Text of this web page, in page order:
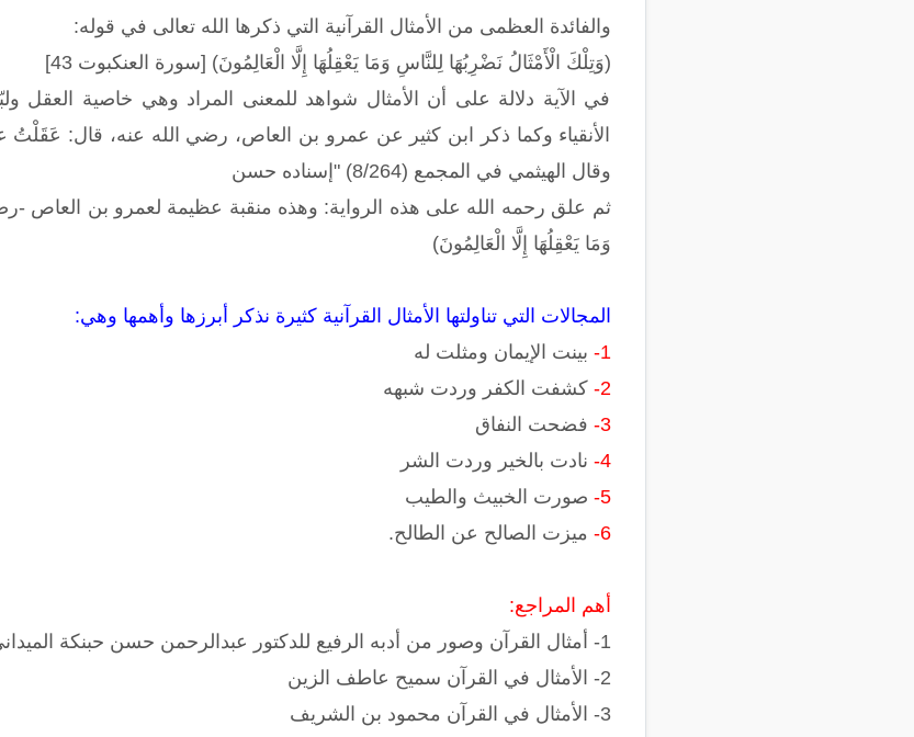
والفائدة العظمى من الأمثال القرآنية التي ذكرها الله تعالى في قوله:
(وَتِلْكَ الْأَمْثَالُ نَضْرِبُهَا لِلنَّاسِ وَمَا يَعْقِلُهَا إِلَّا الْعَالِمُونَ) [سورة العنكبوت 43]
في الآية دلالة على أن الأمثال شواهد للمعنى المراد وهي خاصية العقل
وقال الهيثمي في المجمع (8/264) "إسناده حسن
ثم علق رحمه الله على هذه الرواية: وهذه منقبة عظيمة لعمرو بن العاص -
وَمَا يَعْقِلُهَا إِلَّا الْعَالِمُونَ)
المجالات التي تناولتها الأمثال القرآنية كثيرة نذكر أبرزها وأهمها وهي:
1- بينت الإيمان ومثلت له
2- كشفت الكفر وردت شبهه
3- فضحت النفاق
4- نادت بالخير وردت الشر
5- صورت الخبيث والطيب
6- ميزت الصالح عن الطالح.
أهم المراجع:
1- أمثال القرآن وصور من أدبه الرفيع للدكتور عبدالرحمن حسن حبنكة الميداني
2- الأمثال في القرآن سميح عاطف الزين
3- الأمثال في القرآن محمود بن الشريف